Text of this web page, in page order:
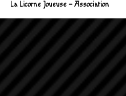
La Licorne Joueuse – Association